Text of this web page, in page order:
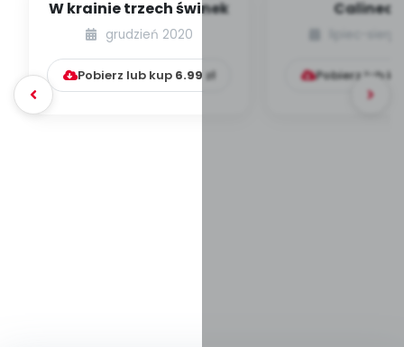
W krainie trzech świnek
grudzień 2020
Pobierz lub kup 6.99 zł Pobierz lub